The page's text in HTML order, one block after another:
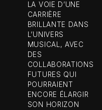
LA VOIE D’UNE
CARRIÈRE
BRILLANTE DANS
L’UNIVERS
MUSICAL, AVEC
DES
COLLABORATIONS
FUTURES QUI
POURRAIENT
ENCORE ÉLARGIR
SON HORIZON